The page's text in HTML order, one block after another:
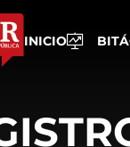
INICIO